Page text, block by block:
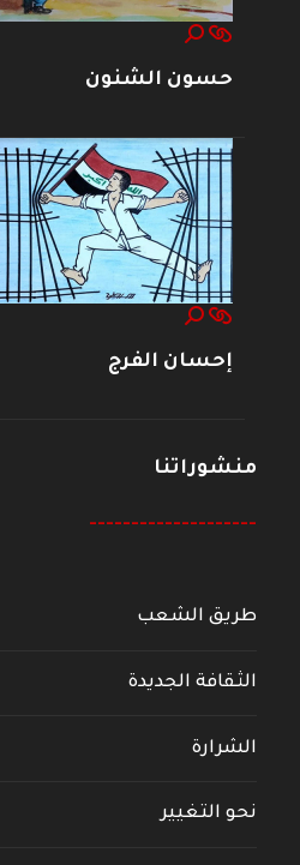
حسون الشنون
إحسان الفرج
منشوراتنا
--------------------
طريق الشعب
الثقافة الجديدة
الشرارة
نحو التغيير